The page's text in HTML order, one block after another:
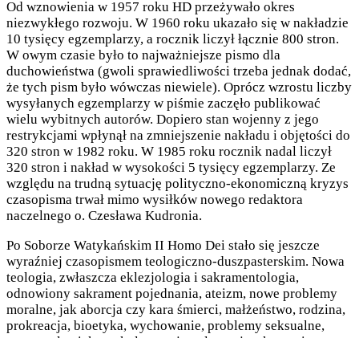
Od wznowienia w 1957 roku HD przeżywało okres
niezwykłego rozwoju. W 1960 roku ukazało się w nakładzie
10 tysięcy egzemplarzy, a rocznik liczył łącznie 800 stron.
W owym czasie było to najważniejsze pismo dla
duchowieństwa (gwoli sprawiedliwości trzeba jednak dodać,
że tych pism było wówczas niewiele). Oprócz wzrostu liczby
wysyłanych egzemplarzy w piśmie zaczęło publikować
wielu wybitnych autorów. Dopiero stan wojenny z jego
restrykcjami wpłynął na zmniejszenie nakładu i objętości do
320 stron w 1982 roku. W 1985 roku rocznik nadal liczył
320 stron i nakład w wysokości 5 tysięcy egzemplarzy. Ze
względu na trudną sytuację polityczno-ekonomiczną kryzys
czasopisma trwał mimo wysiłków nowego redaktora
naczelnego o. Czesława Kudronia.
Po Soborze Watykańskim II Homo Dei stało się jeszcze
wyraźniej czasopismem teologiczno-duszpasterskim. Nowa
teologia, zwłaszcza eklezjologia i sakramentologia,
odnowiony sakrament pojednania, ateizm, nowe problemy
moralne, jak aborcja czy kara śmierci, małżeństwo, rodzina,
prokreacja, bioetyka, wychowanie, problemy seksualne,